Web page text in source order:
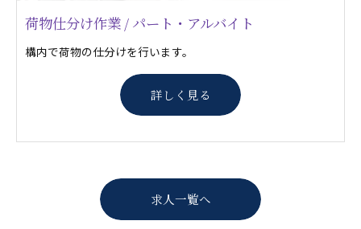
荷物仕分け作業 / パート・アルバイト
構内で荷物の仕分けを行います。
詳しく見る
求人一覧へ